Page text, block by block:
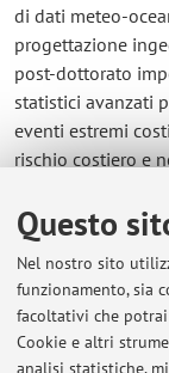
Questo
Nel nostro sito
funzionamento, sia
facoltativi che
Cookie e altri
analisi statistiche,
di dati meteo-
progettazione
post-dottorato
statistici avanzati
eventi estremi
rischio costiero e
Contatti
E-mail: